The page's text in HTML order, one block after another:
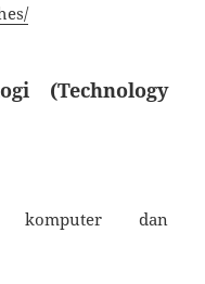
(Technology
komputer dan